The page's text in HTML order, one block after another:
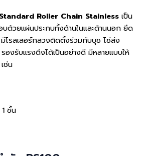
Roller Chain Stainless เป็น
ด้วยแผ่นประกบทั้งด้านในและด้านนอก ยึด
โรลเลอร์กลวงติดตั้งร่วมกับบุช โซ่ส่ง
องรับแรงดึงได้เป็นอย่างดี มีหลายแบบให้
ช่น
ชั้น